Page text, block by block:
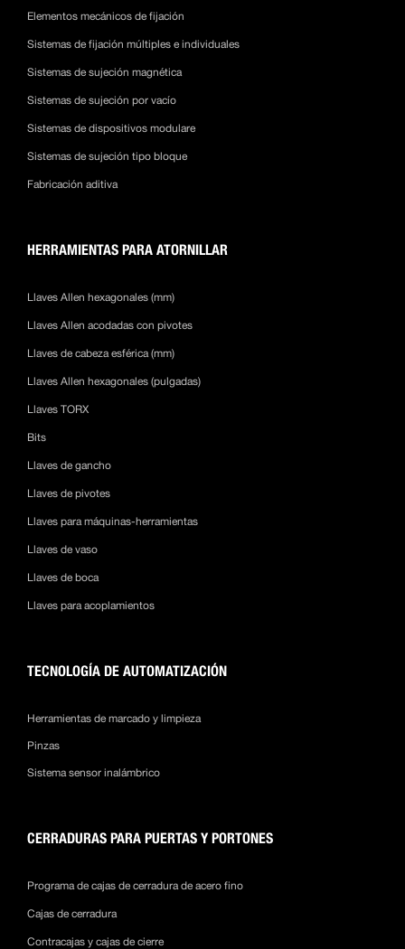
Elementos mecánicos de fijación
Sistemas de fijación múltiples e individuales
Sistemas de sujeción magnética
Sistemas de sujeción por vacío
Sistemas de dispositivos modulare
Sistemas de sujeción tipo bloque
Fabricación aditiva
HERRAMIENTAS PARA ATORNILLAR
Llaves Allen hexagonales (mm)
Llaves Allen acodadas con pivotes
Llaves de cabeza esférica (mm)
Llaves Allen hexagonales (pulgadas)
Llaves TORX
Bits
Llaves de gancho
Llaves de pivotes
Llaves para máquinas-herramientas
Llaves de vaso
Llaves de boca
Llaves para acoplamientos
TECNOLOGÍA DE AUTOMATIZACIÓN
Herramientas de marcado y limpieza
Pinzas
Sistema sensor inalámbrico
CERRADURAS PARA PUERTAS Y PORTONES
Programa de cajas de cerradura de acero fino
Cajas de cerradura
Contracajas y cajas de cierre